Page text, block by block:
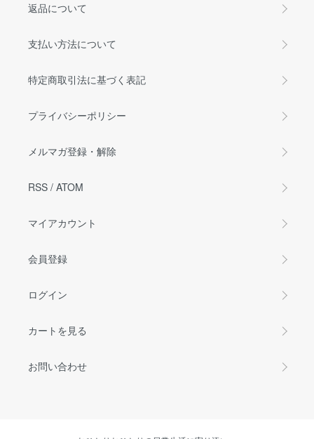
返品について
支払い方法について
特定商取引法に基づく表記
プライバシーポリシー
メルマガ登録・解除
RSS / ATOM
マイアカウント
会員登録
ログイン
カートを見る
お問い合わせ